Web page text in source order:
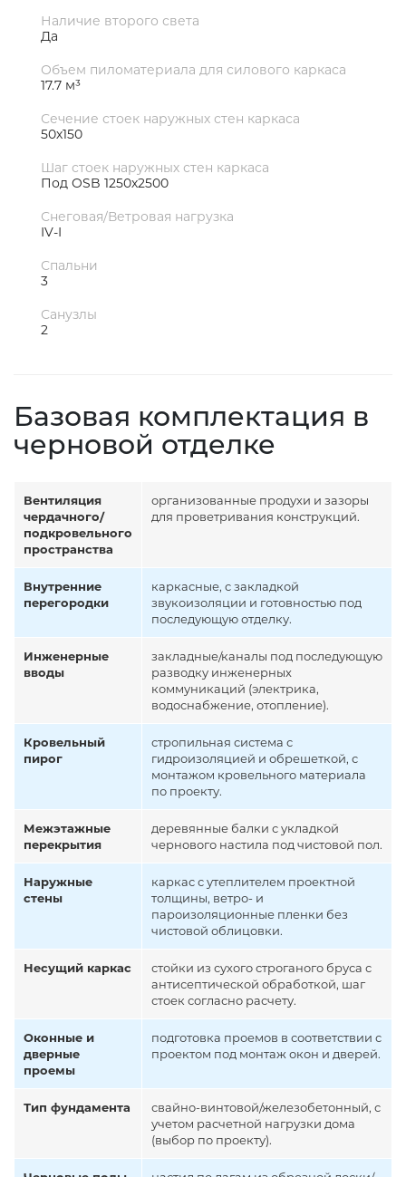
Наличие второго света
Да
Объем пиломатериала для силового каркаса
17.7 м³
Сечение стоек наружных стен каркаса
50х150
Шаг стоек наружных стен каркаса
Под OSB 1250х2500
Снеговая/Ветровая нагрузка
IV-I
Спальни
3
Санузлы
2
Базовая комплектация в
черновой отделке
Вентиляция
чердачного/
подкровельного
пространства
организованные продухи и зазоры
для проветривания конструкций.
Внутренние
перегородки
каркасные, с закладкой
звукоизоляции и готовностью под
последующую отделку.
Инженерные
вводы
закладные/каналы под последующую
разводку инженерных
коммуникаций (электрика,
водоснабжение, отопление).
Кровельный
пирог
стропильная система с
гидроизоляцией и обрешеткой, с
монтажом кровельного материала
по проекту.
Межэтажные
перекрытия
деревянные балки с укладкой
чернового настила под чистовой пол.
Наружные
стены
каркас с утеплителем проектной
толщины, ветро- и
пароизоляционные пленки без
чистовой облицовки.
Несущий каркас
стойки из сухого строганого бруса с
антисептической обработкой, шаг
стоек согласно расчету.
Оконные и
дверные
проемы
подготовка проемов в соответствии с
проектом под монтаж окон и дверей.
Тип фундамента
свайно-винтовой/железобетонный, с
учетом расчетной нагрузки дома
(выбор по проекту).